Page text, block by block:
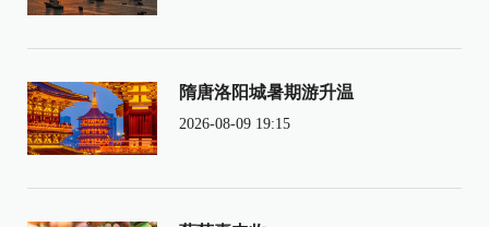
隋唐洛阳城暑期游升温
2026-08-09 19:15